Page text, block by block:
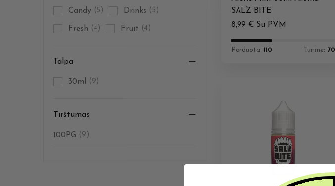
Candy (5) Drinks (5)
Fresh (4) Fruit (4)
Talpa
30ml (9)
Tirštumas
100PG (9)
SALZ BITE
8,99 € Su PVM
Parduota: 110 Turime: 70